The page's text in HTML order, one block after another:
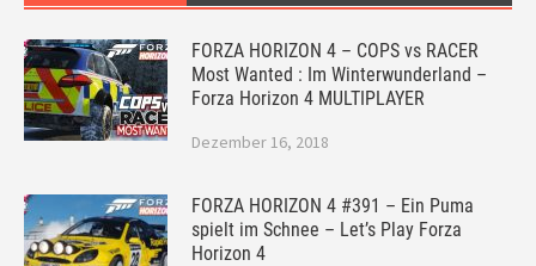
FORZA HORIZON 4 – COPS vs RACER
Most Wanted : Im Winterwunderland –
Forza Horizon 4 MULTIPLAYER
Dezember 16, 2018
FORZA HORIZON 4 #391 – Ein Puma
spielt im Schnee – Let’s Play Forza
Horizon 4